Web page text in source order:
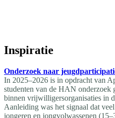
Inspiratie
Onderzoek naar
In 2025–2026 is in opdracht van
studenten van de HAN onderzoek
binnen vrijwilligersorganisaties in
Aanleiding was het signaal dat
jongeren en jongvolwassenen